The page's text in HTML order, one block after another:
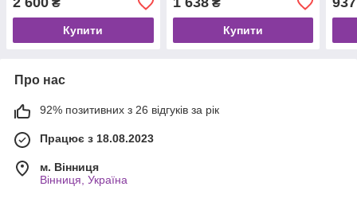
підвищеної жорсткості
₴
Купити
вкорочене підвищеної
жорсткості
₴
Купити
Про нас
92% позитивних з 26 відгуків за рік
Працює з 18.08.2023
м. Вінниця
Вінниця, Україна